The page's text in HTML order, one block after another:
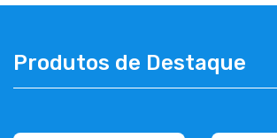
CONTACTOS
Produtos de Destaque